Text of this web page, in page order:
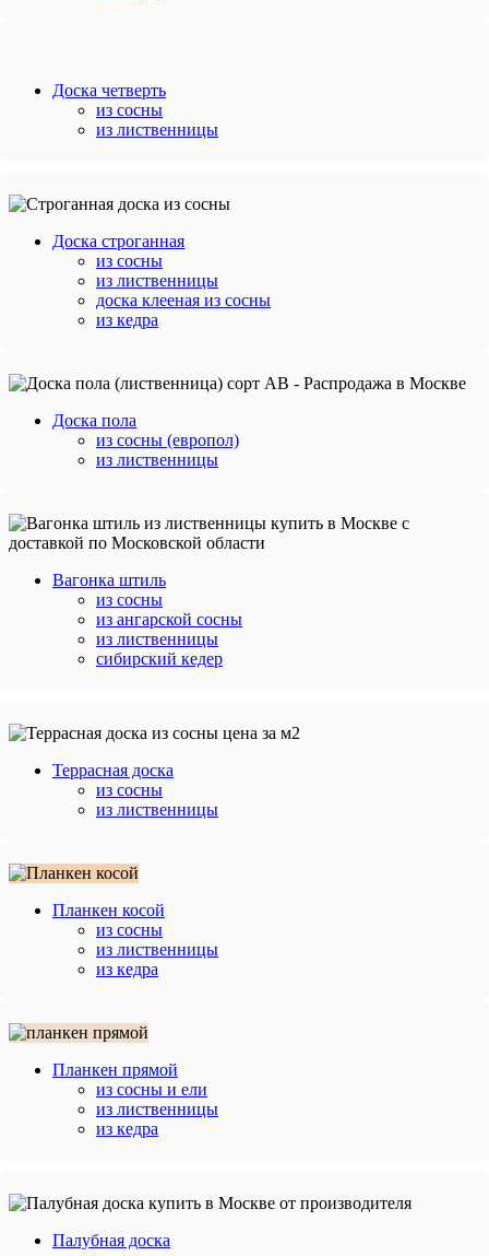
Доска четверть
из сосны
из лиственницы
Доска строганная
из сосны
из лиственницы
доска клееная из сосны
из кедра
Доска пола
из сосны (европол)
из лиственницы
Вагонка штиль
из сосны
из ангарской сосны
из лиственницы
сибирский кедер
Террасная доска
из сосны
из лиственницы
Планкен косой
из сосны
из лиственницы
из кедра
Планкен прямой
из сосны и ели
из лиственницы
из кедра
Палубная доска